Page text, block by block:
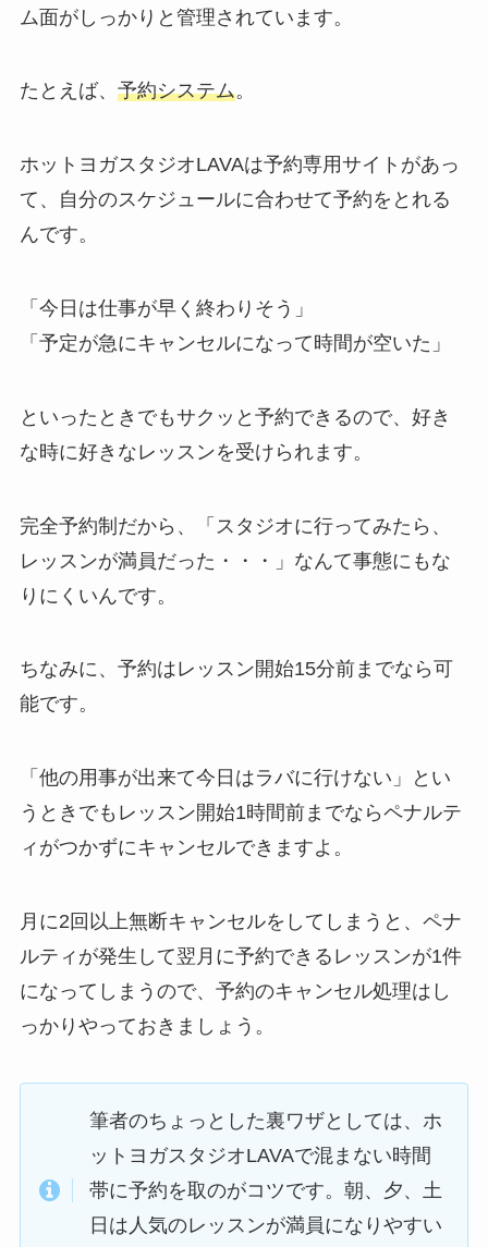
ム面がしっかりと管理されています。
たとえば、 予約システム。
ホットヨガスタジオLAVAは予約専用サイトがあっ
て、自分のスケジュールに合わせて予約をとれる
んです。
「今日は仕事が早く終わりそう」
「予定が急にキャンセルになって時間が空いた」
といったときでもサクッと予約できるので、好き
な時に好きなレッスンを受けられます。
完全予約制だから、
「スタジオに行ってみたら、
レッスンが満員だった・・・」 なんて事態にもな
りにくいんです。
ちなみに、予約はレッスン開始15分前までなら可
能です。
「他の用事が出来て今日はラバに行けない」
とい
うときでもレッスン開始1時間前までならペナルテ
ィがつかずにキャンセルできますよ。
月に2回以上無断キャンセルをしてしまうと、ペナ
ルティが発生して翌月に予約できるレッスンが1件
になってしまうので、予約のキャンセル処理はし
っかりやっておきましょう。
筆者のちょっとした裏ワザとしては、ホ
ットヨガスタジオLAVAで混まない時間
帯に予約を取のがコツです。朝、夕、土
日は人気のレッスンが満員になりやすい